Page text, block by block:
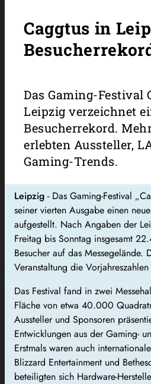
Caggtus in
Das Gaming-Festival
Leipzig verzeichnet
Besucherrekord.
erlebten Aussteller,
Gaming-Trends.
Leipzig - Das Gaming-Festival
seiner vierten Ausgabe einen
aufgestellt. Nach Angaben der
Freitag bis Sonntag insgesamt
Besucher auf das Messegelände.
Veranstaltung die
Das Festival fand in zwei
Fläche von etwa 40.000
Aussteller und Sponsoren
Entwicklungen aus der Gaming-
Erstmals waren auch
Blizzard Entertainment und
beteiligten sich Hardware-